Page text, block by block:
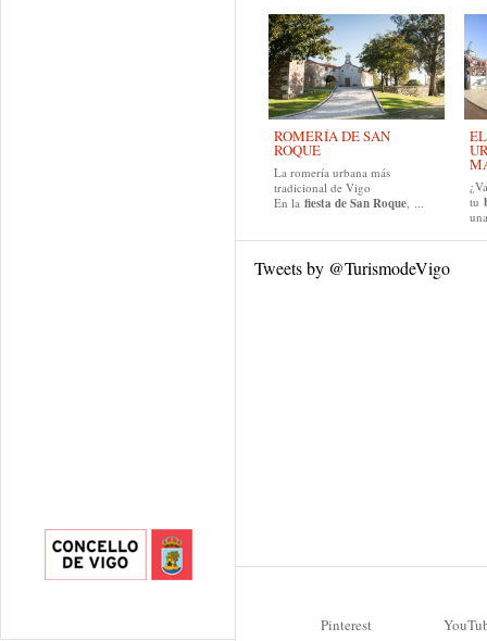
ROMERÍA DE SAN
ROQUE
La romería urbana más
tradicional de Vigo
En la fiesta de San Roque, ...
tu
Tweets by @TurismodeVigo
Pinterest